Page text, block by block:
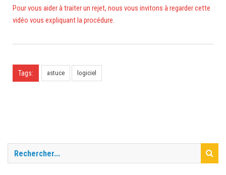
Pour vous aider à traiter un rejet, nous vous invitons à regarder cette
vidéo vous expliquant la procédure.
Tags: astuce logiciel